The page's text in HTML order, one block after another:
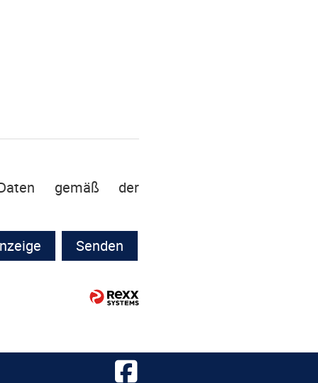
gemäß der
Senden